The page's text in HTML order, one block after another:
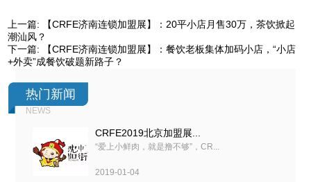
上一篇:
【CRFE济南连锁加盟展】：20平小店月售30万，茶饮掀起
潮汕风？
下一篇:
【CRFE济南连锁加盟展】：餐饮老板集体加码小店，“小店
+外卖”成餐饮破题新路子？
热门新闻
NEWS
CRFE2019北京加盟展...
“爱上小鲜肉，就是撸不够”，CR...
2019-01-04